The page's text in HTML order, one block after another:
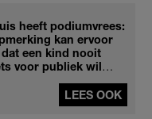
heeft podiumvrees:
kan ervoor
een kind nooit
voor publiek wil
LEES OOK